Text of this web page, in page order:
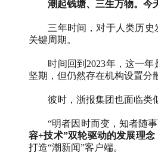
潮起钱塘、三生万物。今
三年时间，对于人类历
关键周期。
时间回到 2023年，这一年
坚期，但仍然存在机构设置分
彼时，浙报集团也面临类
“明者因时而变，知者随事
容+技术”双轮驱动的发展理念
打造“潮新闻”客户端。